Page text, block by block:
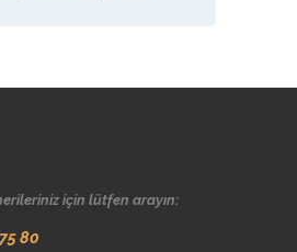
için lütfen arayın:
80